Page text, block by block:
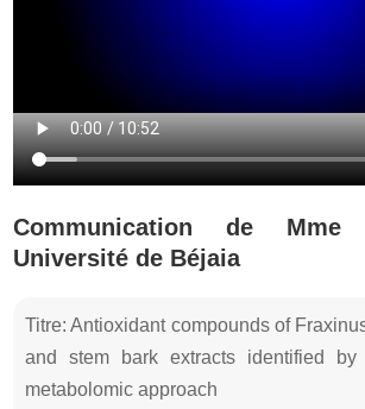
Communication de Mme
Université de Béjaia
Titre: Antioxidant compounds of
and stem bark extracts identified by
metabolomic approach